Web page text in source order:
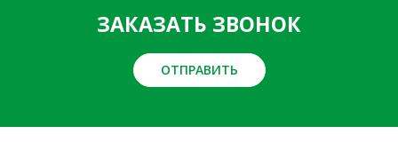
ЗАКАЗАТЬ ЗВОНОК
ОТПРАВИТЬ